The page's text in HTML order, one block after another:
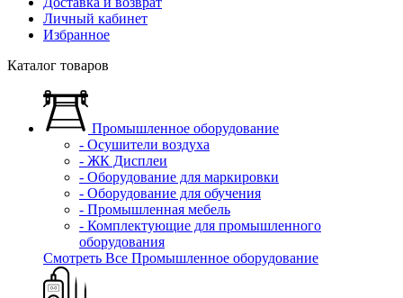
Личный кабинет
Избранное
Каталог товаров
Промышленное оборудование
- Осушители воздуха
- ЖК Дисплеи
- Оборудование для маркировки
- Оборудование для обучения
- Промышленная мебель
- Комплектующие для промышленного
оборудования
Смотреть Все Промышленное оборудование